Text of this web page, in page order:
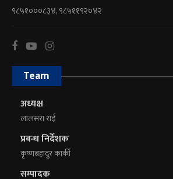
९८५१०००८३४, ९८५११९२०४२
Team
अध्यक्ष
लालसरा राई
प्रबन्ध निर्देशक
कृष्णबहादुर कार्की
सम्पादक